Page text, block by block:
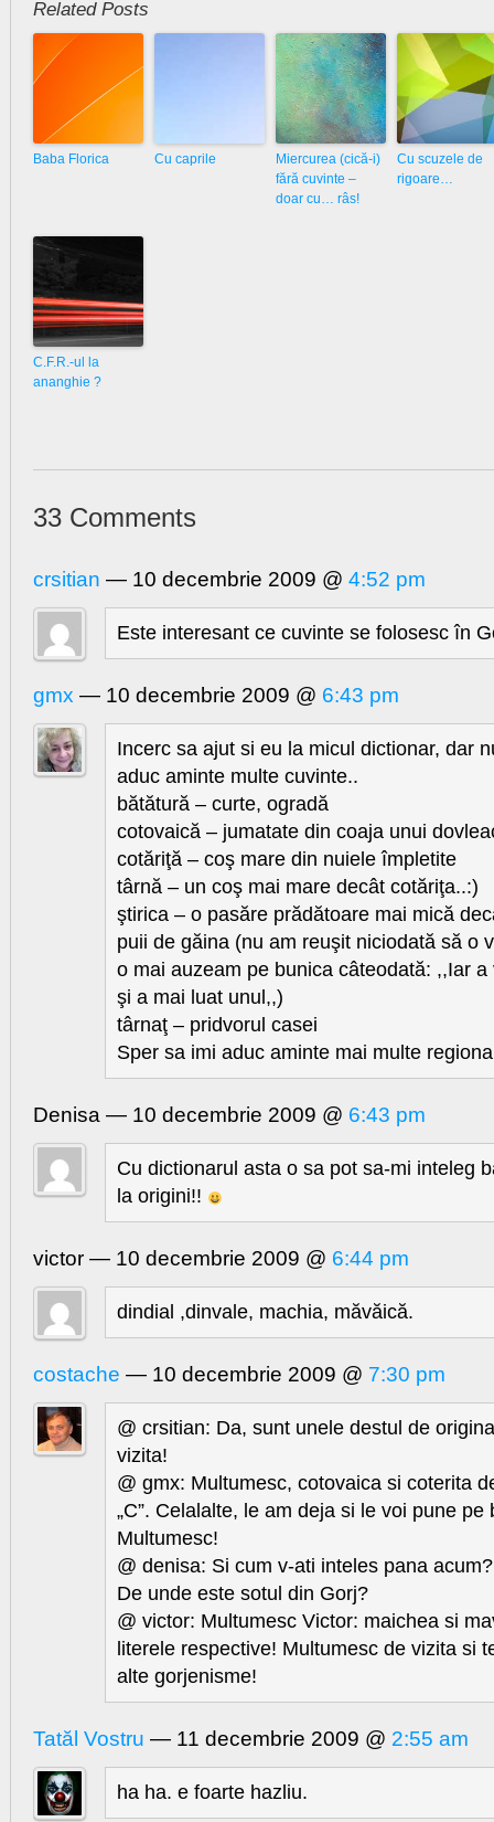
Related Posts
Baba Florica Cu caprile
Miercurea (cică-i)
fără cuvinte –
doar cu… râs!
Cu scuzele de
rigoare…
C.F.R.-ul la
ananghie ?
33 Comments
crsitian — 10 decembrie 2009 @ 4:52 pm
Este interesant ce cuvinte se folosesc în
gmx — 10 decembrie 2009 @ 6:43 pm
Incerc sa ajut si eu la micul dictionar, dar
aduc aminte multe cuvinte..
bătătură – curte, ogradă
cotovaică – jumatate din coaja unui
cotăriţă – coş mare din nuiele împletite
târnă – un coş mai mare decât cotăriţa..:)
ştirica – o pasăre prădătoare mai mică
puii de găina (nu am reuşit niciodată să o
o mai auzeam pe bunica câteodată: ,,Iar
şi a mai luat unul,,)
târnaţ – pridvorul casei
Sper sa imi aduc aminte mai multe
Denisa — 10 decembrie 2009 @ 6:43 pm
Cu dictionarul asta o sa pot sa-mi inteleg
la origini!!
victor — 10 decembrie 2009 @ 6:44 pm
dindial ,dinvale, machia, măvăică.
costache — 10 decembrie 2009 @ 7:30 pm
@ crsitian: Da, sunt unele destul de
vizita!
@ gmx: Multumesc, cotovaica si coterita
„C”. Celalalte, le am deja si le voi pune pe
Multumesc!
@ denisa: Si cum v-ati inteles pana
De unde este sotul din Gorj?
@ victor: Multumesc Victor: maichea si
literele respective! Multumesc de vizita si
alte gorjenisme!
Tatăl Vostru — 11 decembrie 2009 @ 2:55 am
ha ha. e foarte hazliu.